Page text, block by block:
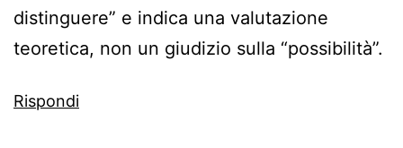
distinguere” e indica una valutazione
teoretica, non un giudizio sulla “possibilità”.
Rispondi